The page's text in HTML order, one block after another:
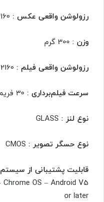
رزولوشن واقعی عکس :
وزن :
رزولوشن واقعی فیلم :
سرعت فیلم‌برداری :
نوع لنز :
نوع حسگر تصویر :
قابلیت پشتیبانی از
Chrome OS – Android V5
or later